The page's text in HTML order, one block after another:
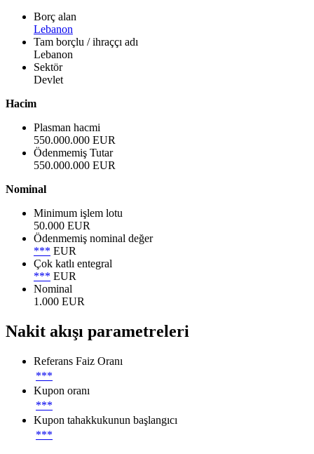
Borç alan
Lebanon
Tam borçlu / ihraççı adı
Lebanon
Sektör
Devlet
Hacim
Plasman hacmi
550.000.000 EUR
Ödenmemiş Tutar
550.000.000 EUR
Nominal
Minimum işlem lotu
50.000 EUR
Ödenmemiş nominal değer
*** EUR
Çok katlı entegral
*** EUR
Nominal
1.000 EUR
Nakit akışı parametreleri
Referans Faiz Oranı
***
Kupon oranı
***
Kupon tahakkukunun başlangıcı
***